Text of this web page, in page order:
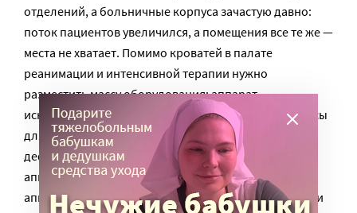
отделений, а больничные корпуса зачастую давно:
поток пациентов увеличился, а помещения все те же —
места не хватает. Помимо кроватей в палате
реанимации и интенсивной терапии нужно
разместить массу оборудования: аппарат
искусственной вентиляции легких, мониторы, насосы
для интубации трахеи и для зондового питания,
дефибриллятор, электрокардиограф, портативные
аппараты УЗИ и рентген, электроэнцефалограф,
аппарат для пневмокомпрессорной профилактики и